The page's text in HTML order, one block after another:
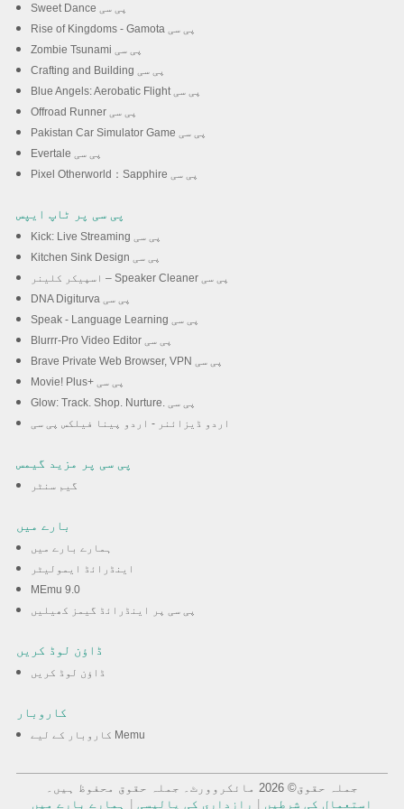
Sweet Dance پی سی
Rise of Kingdoms - Gamota پی سی
Zombie Tsunami پی سی
Crafting and Building پی سی
Blue Angels: Aerobatic Flight پی سی
Offroad Runner پی سی
Pakistan Car Simulator Game پی سی
Evertale پی سی
Pixel Otherworld：Sapphire پی سی
پی سی پر ٹاپ ایپس
Kick: Live Streaming پی سی
Kitchen Sink Design پی سی
اسپیکر کلینر – Speaker Cleaner پی سی
DNA Digiturva پی سی
Speak - Language Learning پی سی
Blurrr-Pro Video Editor پی سی
Brave Private Web Browser, VPN پی سی
Movie! Plus+ پی سی
Glow: Track. Shop. Nurture. پی سی
اردو ڈیزائنر - اردو پینا فیلکس پی سی
پی سی پر مزید گیمس
گیم سنٹر
بارے میں
ہمارے بارے میں
اینڈرائڈ ایمولیٹر
MEmu 9.0
پی سی پر اینڈرائڈ گیمز کھیلیں
ڈاؤن لوڈ کریں
ڈاؤن لوڈ کریں
کاروبار
کاروبار کے لیے Memu
جملہ حقوق© 2026 مائکروورٹ۔ جملہ حقوق محفوظ ہیں۔
استعمال کی شرطیں
رازداری کی پالیسی ہمارے بارے میں